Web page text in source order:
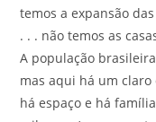
temos a expansão
. . . não temos as
A população
mas aqui há um
há espaço e há